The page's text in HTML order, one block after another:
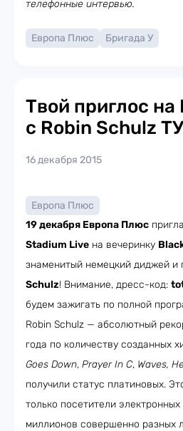
телефонные интервью.
Европа Плюс Бригада У
Твой приглос на
с Robin Schulz
16 декабря 2015
Европа Плюс
19 декабря Европа Плюс
Stadium Live на вечеринку
знаменитый немецкий диджей и
Schulz! Внимание, дресс-код:
будем зажигать по полной
Robin Schulz — абсолютный
года по количеству созданных
Goes Down, Prayer In C, Waves,
получили статус платиновых.
только посетители
миллионов совершенно разных